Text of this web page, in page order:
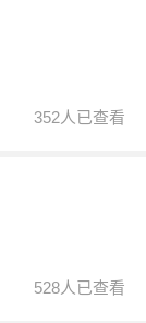
352人已查看
528人已查看